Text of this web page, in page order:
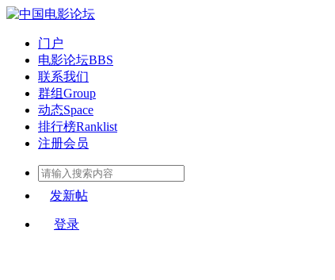
门户
电影论坛BBS
联系我们
群组Group
动态Space
排行榜Ranklist
注册会员
发新帖
登录